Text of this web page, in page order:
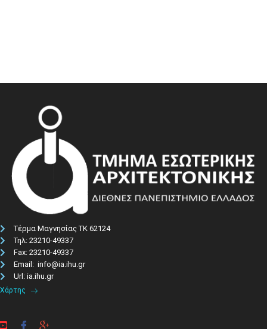
Τέρμα Μαγνησίας ΤΚ 62124
Τηλ: 23210-49337​
Fax: 23210-49337
Email: info@ia.ihu.gr
Url: ia.ihu.gr
Χάρτης